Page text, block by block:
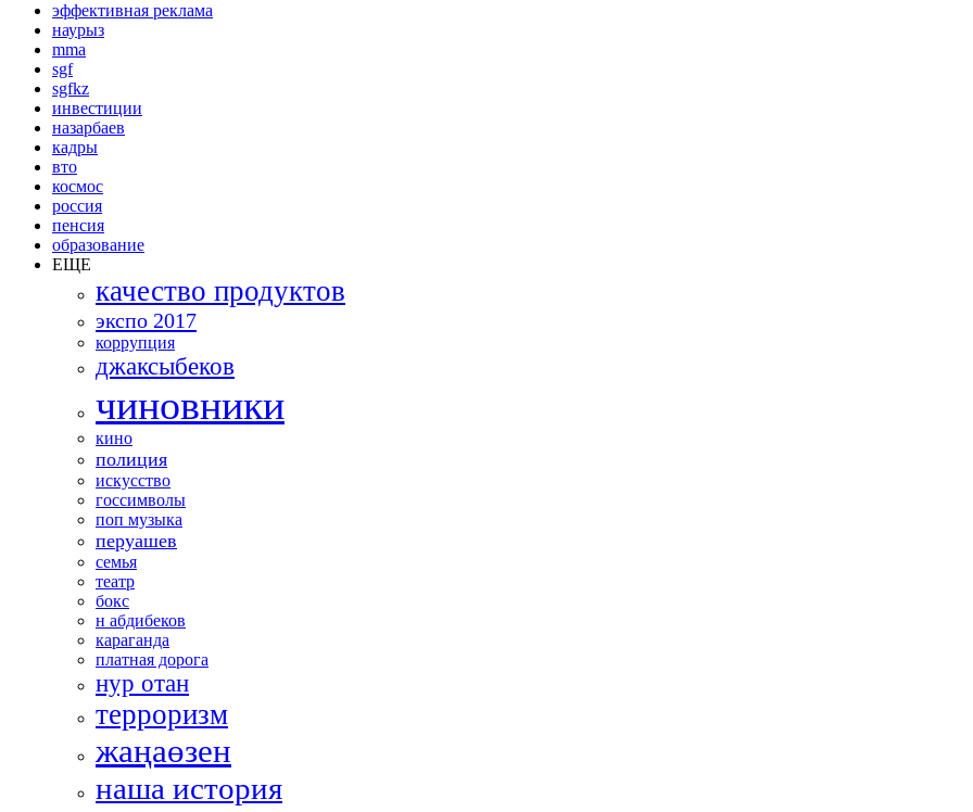
эффективная реклама
наурыз
mma
sgf
sgfkz
инвестиции
назарбаев
кадры
вто
космос
россия
пенсия
образование
ЕЩЕ
качество продуктов
экспо 2017
коррупция
джаксыбеков
чиновники
кино
полиция
искусство
госсимволы
поп музыка
перуашев
семья
театр
бокс
н абдибеков
караганда
платная дорога
нур отан
терроризм
жаңаөзен
наша история